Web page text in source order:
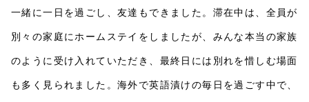
一緒に一日を過ごし、友達もできました。滞在中は、全員が
別々の家庭にホームステイをしましたが、みんな本当の家族
のように受け入れていただき、最終日には別れを惜しむ場面
も多く見られました。海外で英語漬けの毎日を過ごす中で、